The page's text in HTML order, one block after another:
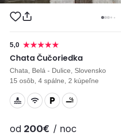
5,0
Chata Čučoriedka
Chata, Belá - Dulice, Slovensko
15 osôb, 4 spálne, 2 kúpeľne
od 200€ / noc